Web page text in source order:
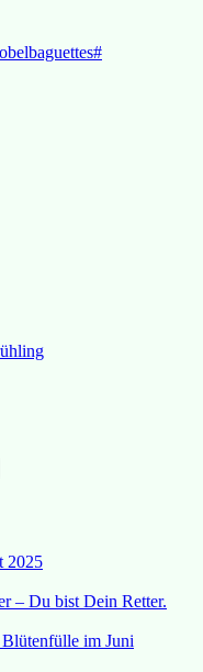
#
2025
– Du bist Dein Retter.
im Juni